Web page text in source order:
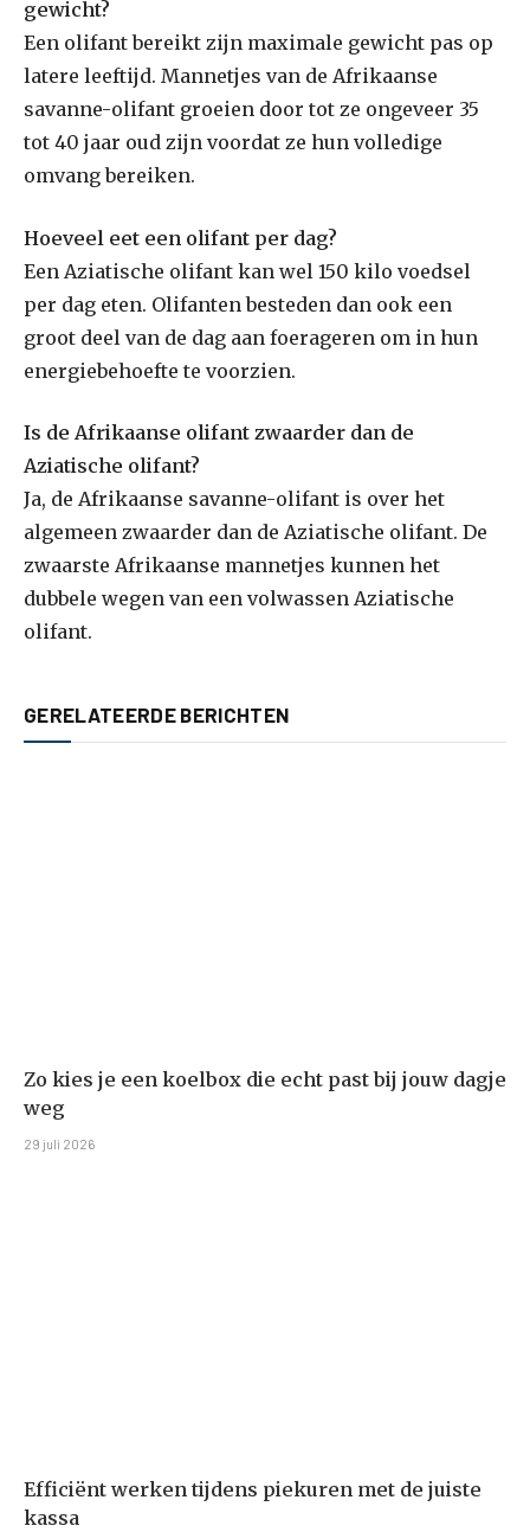
gewicht?
Een olifant bereikt zijn maximale gewicht pas op
latere leeftijd. Mannetjes van de Afrikaanse
savanne-olifant groeien door tot ze ongeveer 35
tot 40 jaar oud zijn voordat ze hun volledige
omvang bereiken.
Hoeveel eet een olifant per dag?
Een Aziatische olifant kan wel 150 kilo voedsel
per dag eten. Olifanten besteden dan ook een
groot deel van de dag aan foerageren om in hun
energiebehoefte te voorzien.
Is de Afrikaanse olifant zwaarder dan de
Aziatische olifant?
Ja, de Afrikaanse savanne-olifant is over het
algemeen zwaarder dan de Aziatische olifant. De
zwaarste Afrikaanse mannetjes kunnen het
dubbele wegen van een volwassen Aziatische
olifant.
GERELATEERDE BERICHTEN
Zo kies je een koelbox die echt past bij jouw dagje
weg
29 juli 2026
Efficiënt werken tijdens piekuren met de juiste
kassa